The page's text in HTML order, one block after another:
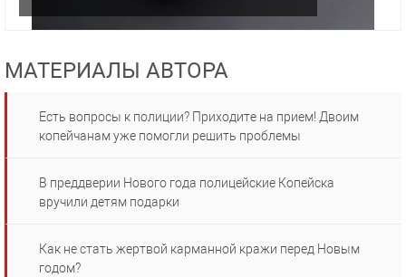
МАТЕРИАЛЫ АВТОРА
Есть вопросы к полиции? Приходите на прием! Двоим
копейчанам уже помогли решить проблемы
В преддверии Нового года полицейские Копейска
вручили детям подарки
Как не стать жертвой карманной кражи перед Новым
годом?